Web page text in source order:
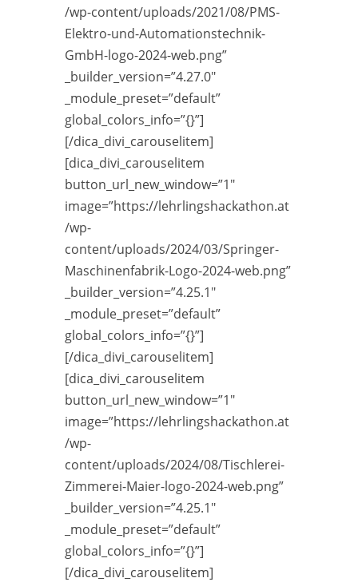
/wp-content/uploads/2021/08/PMS-
Elektro-und-Automationstechnik-
GmbH-logo-2024-web.png”
_builder_version=”4.27.0″
_module_preset=”default”
global_colors_info=”{}”]
[/dica_divi_carouselitem]
[dica_divi_carouselitem
button_url_new_window=”1″
image=”https://lehrlingshackathon.at
/wp-
content/uploads/2024/03/Springer-
Maschinenfabrik-Logo-2024-web.png”
_builder_version=”4.25.1″
_module_preset=”default”
global_colors_info=”{}”]
[/dica_divi_carouselitem]
[dica_divi_carouselitem
button_url_new_window=”1″
image=”https://lehrlingshackathon.at
/wp-
content/uploads/2024/08/Tischlerei-
Zimmerei-Maier-logo-2024-web.png”
_builder_version=”4.25.1″
_module_preset=”default”
global_colors_info=”{}”]
[/dica_divi_carouselitem]